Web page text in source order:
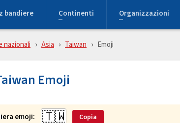
bandiere Continenti Organizzazioni
nazionali Asia Taiwan Emoji
Emoji
emoji: Copia